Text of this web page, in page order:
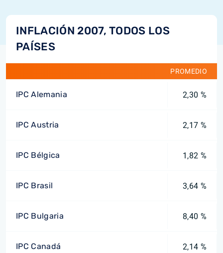
INFLACIÓN 2007, TODOS LOS
PAÍSES
PROMEDIO
IPC Alemania 2,30 %
IPC Austria 2,17 %
IPC Bélgica 1,82 %
IPC Brasil 3,64 %
IPC Bulgaria 8,40 %
IPC Canadá 2,14 %